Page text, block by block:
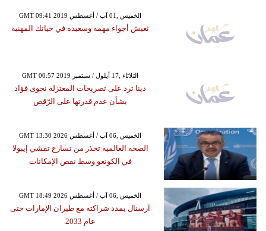
GMT 09:41 2019 الخميس ,01 آب / أغسطس
تعيش أجواء مهمة وسعيدة في حياتك المهنية
GMT 00:57 2019 الثلاثاء ,17 أيلول / سبتمبر
دينا ترد على تصريحات المعتزلة نجوى فؤاد
بشأن عدم قدرتها على الرّقص
GMT 13:30 2026 الخميس ,06 آب / أغسطس
الصحة العالمية تحذر من تسارع تفشي إيبولا
في الكونغو وسط نقص الإمكانات
GMT 18:49 2026 الخميس ,06 آب / أغسطس
آرسنال يمدد شراكته مع طيران الإمارات حتى
عام 2033